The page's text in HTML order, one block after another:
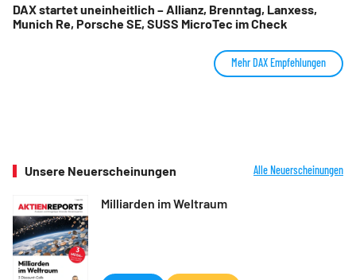
DAX startet uneinheitlich – Allianz, Brenntag, Lanxess,
Munich Re, Porsche SE, SUSS MicroTec im Check
Mehr DAX Empfehlungen
Unsere Neuerscheinungen Alle Neuerscheinungen
Milliarden im Weltraum